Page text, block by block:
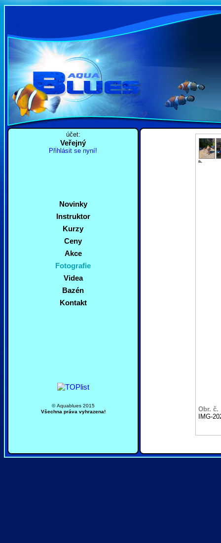
účet:
Veřejný
Přihlásit se nyní!
Novinky
Instruktor
Kurzy
Ceny
Akce
Fotografie
Videa
Bazén
Kontakt
© Aquablues 2015
Všechna práva vyhrazena!
Obr. č.
IMG-